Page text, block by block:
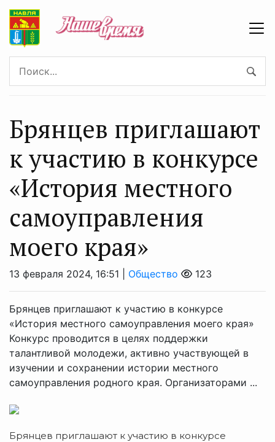
Брянцев приглашают
к участию в конкурсе
«История местного
самоуправления
моего края»
13 февраля 2024, 16:51 | Общество 123
Брянцев приглашают к участию в конкурсе
«История местного самоуправления моего края»
Конкурс проводится в целях поддержки
талантливой молодежи, активно участвующей в
изучении и сохранении истории местного
самоуправления родного края. Организаторами ...
Брянцев приглашают к участию в конкурсе